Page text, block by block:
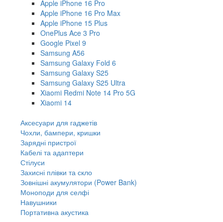
Apple iPhone 16 Pro
Apple iPhone 16 Pro Max
Apple iPhone 15 Plus
OnePlus Ace 3 Pro
Google Pixel 9
Samsung A56
Samsung Galaxy Fold 6
Samsung Galaxy S25
Samsung Galaxy S25 Ultra
Xiaomi Redmi Note 14 Pro 5G
Xiaomi 14
Аксесуари для гаджетів
Чохли, бампери, кришки
Зарядні пристрої
Кабелі та адаптери
Стілуси
Захисні плівки та скло
Зовнішні акумулятори (Power Bank)
Моноподи для селфі
Навушники
Портативна акустика